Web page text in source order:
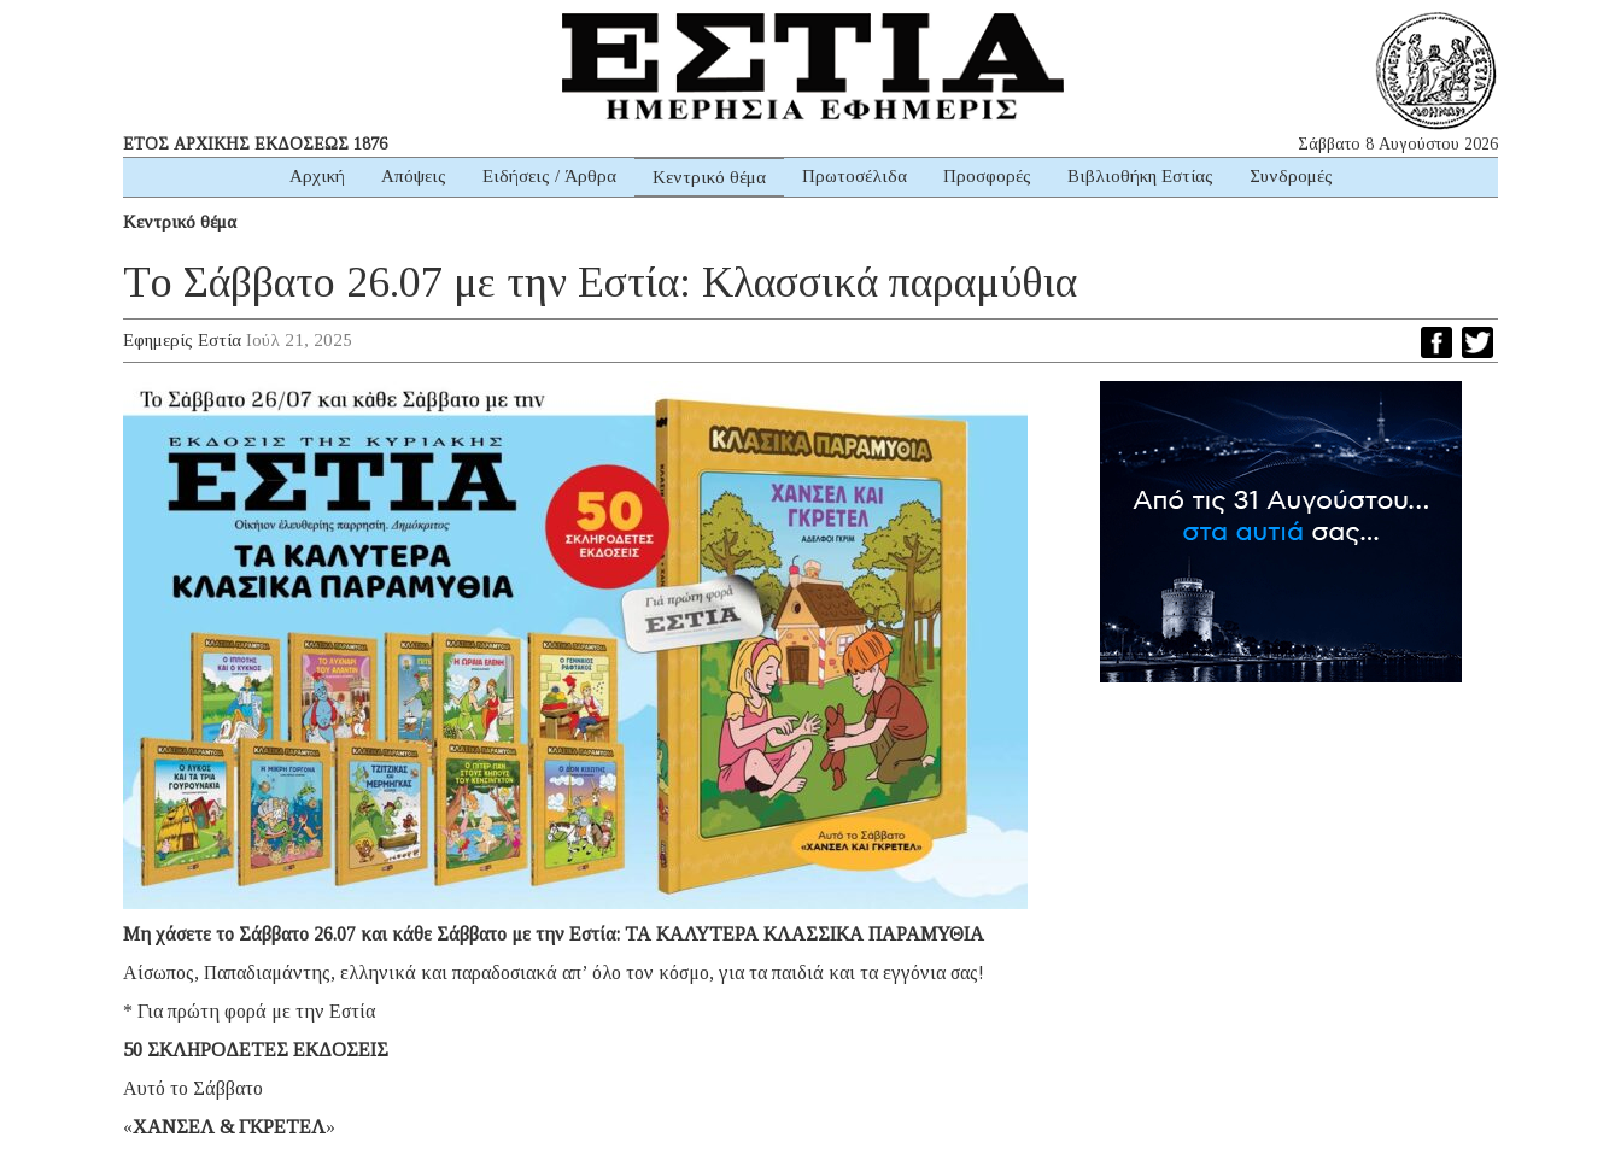
ΕΤΟΣ ΑΡΧΙΚΗΣ ΕΚΔΟΣΕΩΣ 1876 Σάββατο 8 Αυγούστου 2026
Αρχική Απόψεις Ειδήσεις / Άρθρα Κεντρικό θέμα Πρωτοσέλιδα Προσφορές Βιβλιοθήκη Εστίας Συνδρομές
Κεντρικό θέμα
Τo Σάββατο 26.07 με την Εστία: Κλασσικά παραμύθια
Εφημερίς Εστία Ιούλ 21, 2025
Μη χάσετε το Σάββατο 26.07 και κάθε Σάββατο με την Εστία: ΤΑ ΚΑΛΥΤΕΡΑ ΚΛΑΣΣΙΚΑ ΠΑΡΑΜΥΘΙΑ
Αίσωπος, Παπαδιαμάντης, ελληνικά και παραδοσιακά απ’ όλο τον κόσμο, για τα παιδιά και τα εγγόνια σας!
* Για πρώτη φορά με την Εστία
50 ΣΚΛΗΡΟΔΕΤΕΣ ΕΚΔΟΣΕΙΣ
Αυτό το Σάββατο
«ΧΑΝΣΕΛ & ΓΚΡΕΤΕΛ»